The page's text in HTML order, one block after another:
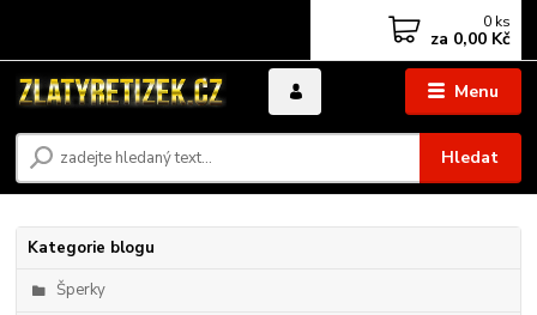
Menu
Hledat
0 ks
za 0,00 Kč
Kategorie blogu
Šperky